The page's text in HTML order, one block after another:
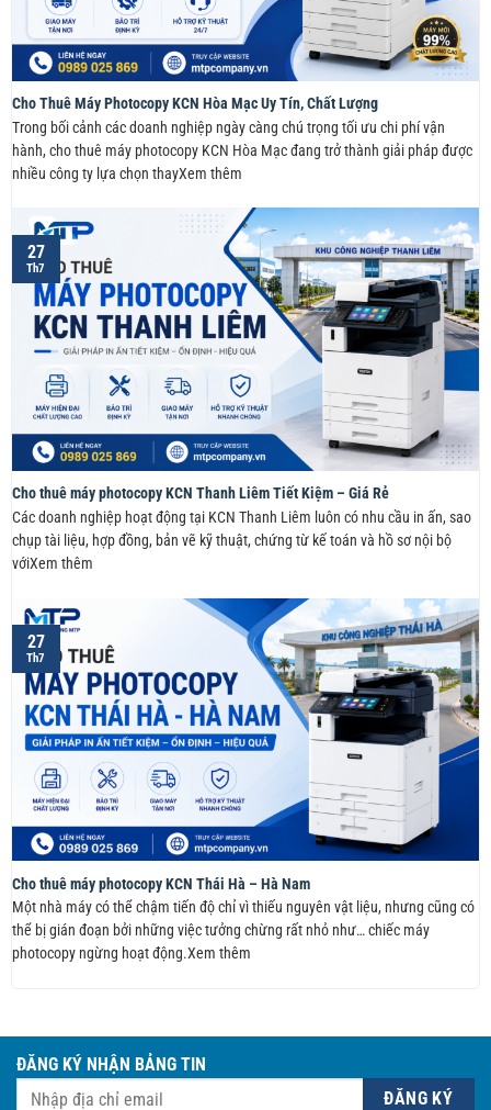
Cho Thuê Máy Photocopy KCN Hòa Mạc Uy Tín, Chất Lượng
Trong bối cảnh các doanh nghiệp ngày càng chú trọng tối ưu chi phí vận
hành, cho thuê máy photocopy KCN Hòa Mạc đang trở thành giải pháp được
nhiều công ty lựa chọn thayXem thêm
Cho thuê máy photocopy KCN Thanh Liêm Tiết Kiệm – Giá Rẻ
Các doanh nghiệp hoạt động tại KCN Thanh Liêm luôn có nhu cầu in ấn, sao
chụp tài liệu, hợp đồng, bản vẽ kỹ thuật, chứng từ kế toán và hồ sơ nội bộ
vớiXem thêm
27
Th7
Cho thuê máy photocopy KCN Thái Hà – Hà Nam
Một nhà máy có thể chậm tiến độ chỉ vì thiếu nguyên vật liệu, nhưng cũng có
thể bị gián đoạn bởi những việc tưởng chừng rất nhỏ như… chiếc máy
photocopy ngừng hoạt động.Xem thêm
27
Th7
ĐĂNG KÝ NHẬN BẢNG TIN